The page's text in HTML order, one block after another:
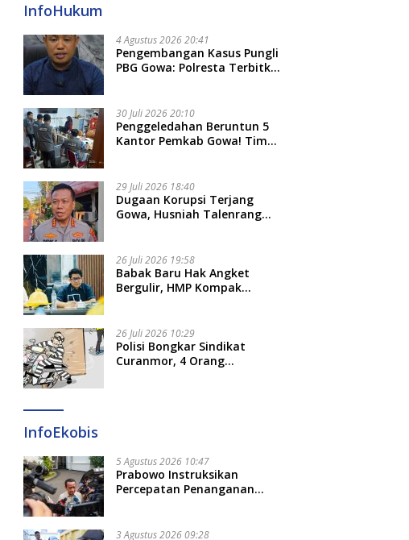
InfoHukum
4 Agustus 2026 20:41
Pengembangan Kasus Pungli
PBG Gowa: Polresta Terbitkan
30 Juli 2026 20:10
Penggeledahan Beruntun 5
Kantor Pemkab Gowa! Tim
Rp16 Miliar
29 Juli 2026 18:40
Dugaan Korupsi Terjang
Gowa, Husniah Talenrang
26 Juli 2026 19:58
​Babak Baru Hak Angket
Bergulir, HMP Kompak
26 Juli 2026 10:29
Polisi Bongkar Sindikat
Curanmor, 4 Orang
InfoEkobis
5 Agustus 2026 10:47
Prabowo Instruksikan
Percepatan Penanganan
3 Agustus 2026 09:28